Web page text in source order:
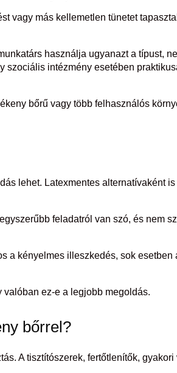
vagy más kellemetlen tünetet
használja ugyanazt a típust,
intézmény esetében
bőrű vagy több felhasználós
lehet. Latexmentes alternatívaként
feladatról van szó, és nem
a kényelmes illeszkedés, sok
valóban ez-e a legjobb megoldás.
bőrrel?
A tisztítószerek, fertőtlenítők,